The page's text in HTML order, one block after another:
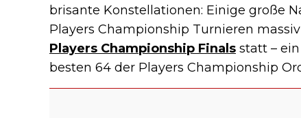
brisante Konstellationen: Einige große
Players Championship Turnieren
Players Championship Finals statt –
besten 64 der Players Championship